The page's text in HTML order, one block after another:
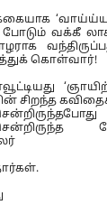
வக்கீ
கொள்வார்!
சிறந்த
சென்றிருந்த